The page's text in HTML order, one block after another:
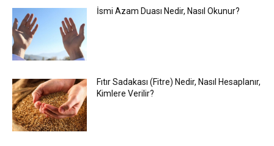
İsmi Azam Duası Nedir, Nasıl Okunur?
Fıtır Sadakası (Fitre) Nedir, Nasıl Hesaplanır,
Kimlere Verilir?